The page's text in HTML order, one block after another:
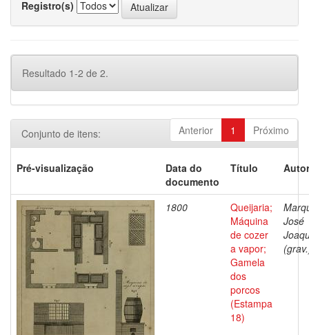
Registro(s)
Resultado 1-2 de 2.
Anterior 1 Próximo
Conjunto de itens:
Pré-visualização
Data do
documento
Título
1800
Queijaria;
Máquina
de cozer
a vapor;
Gamela
dos
porcos
(Estampa
18)
José